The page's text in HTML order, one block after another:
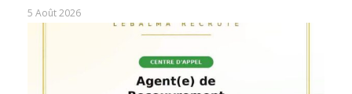
5 Août 2026